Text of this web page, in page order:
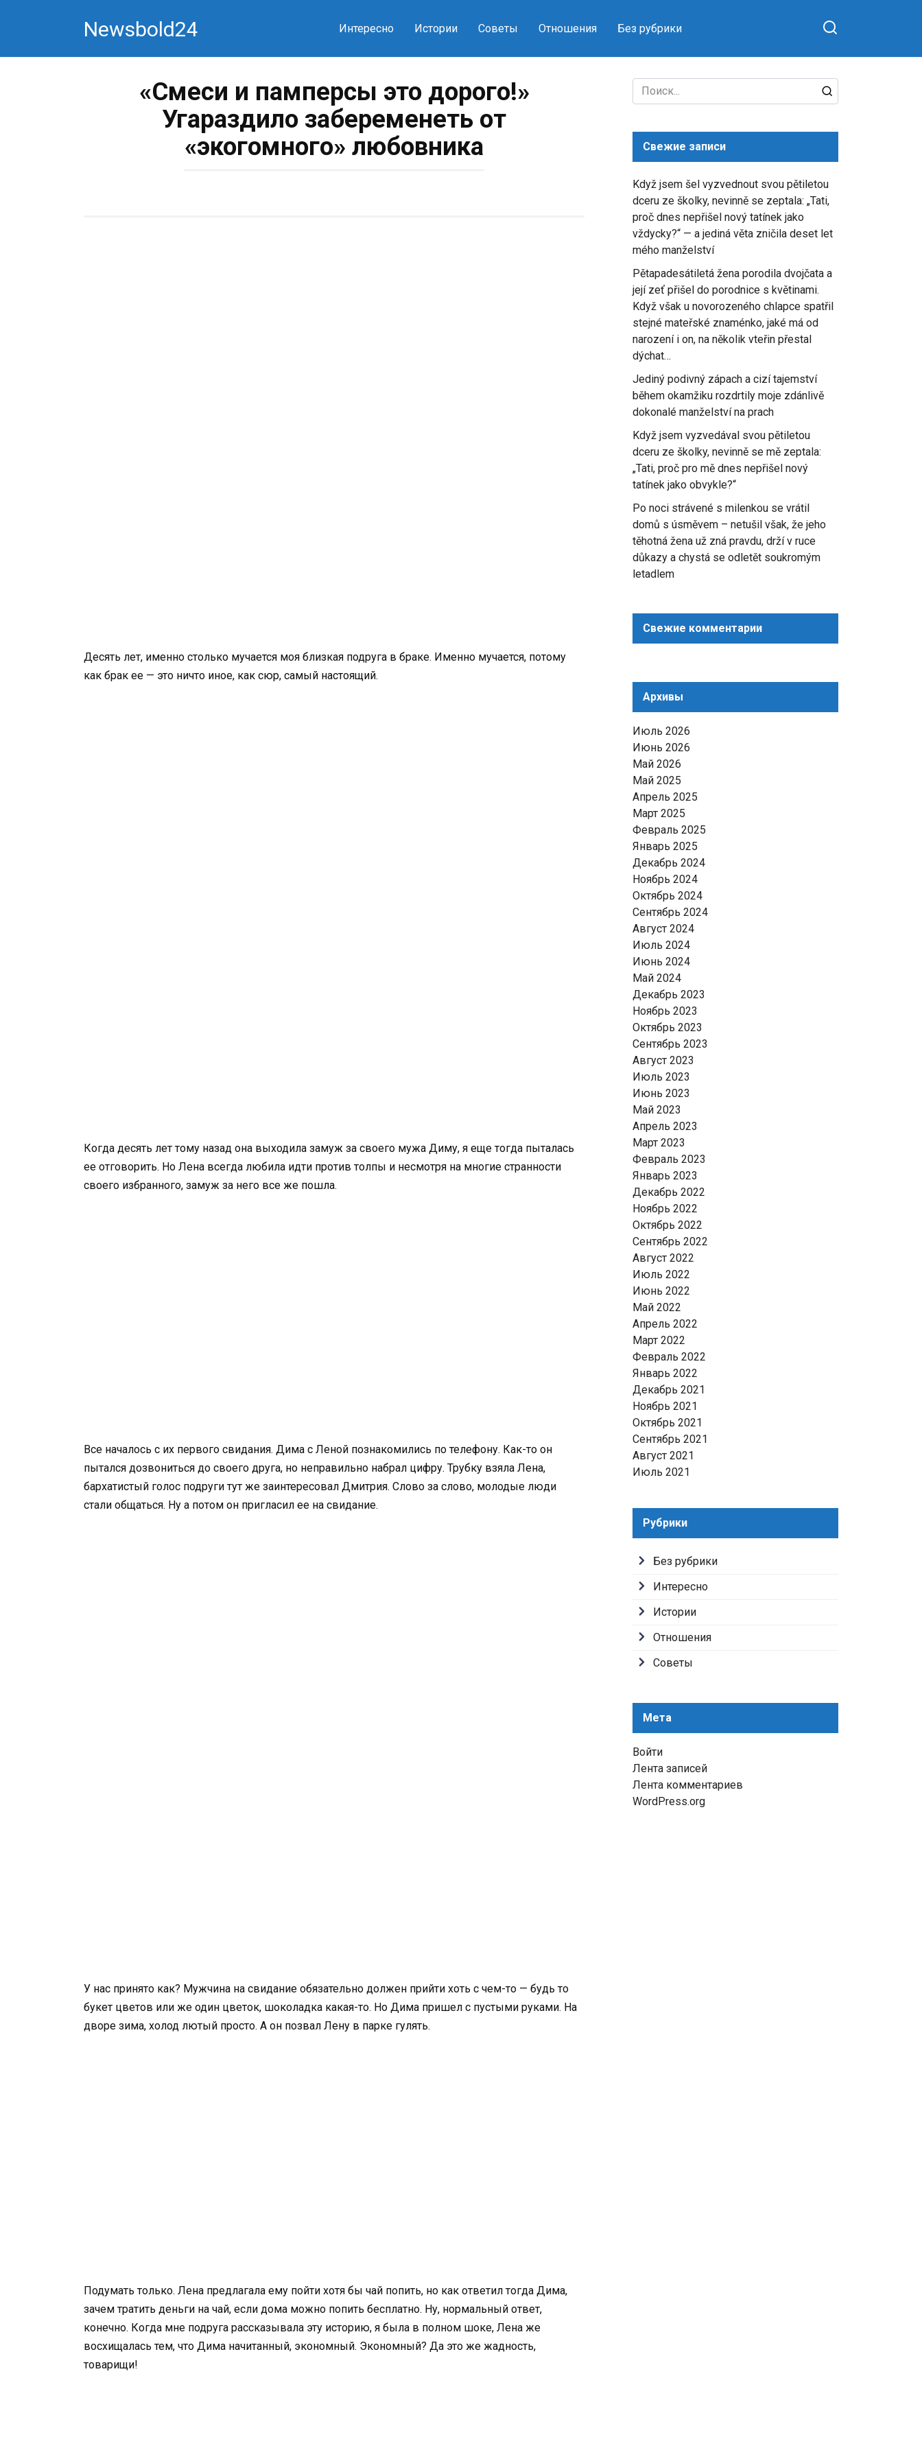
Newsbold24 Интересно Истории Советы Отношения Без рубрики
«Смеси и памперсы это дорого!»
Угараздило забеременеть от
«экогомного» любовника
Десять лет, именно столько мучается моя близкая подруга в браке. Именно мучается, потому
как брак ее — это ничто иное, как сюр, самый настоящий.
Когда десять лет тому назад она выходила замуж за своего мужа Диму, я еще тогда пыталась
ее отговорить. Но Лена всегда любила идти против толпы и несмотря на многие странности
своего избранного, замуж за него все же пошла.
Все началось с их первого свидания. Дима с Леной познакомились по телефону. Как-то он
пытался дозвониться до своего друга, но неправильно набрал цифру. Трубку взяла Лена,
бархатистый голос подруги тут же заинтересовал Дмитрия. Слово за слово, молодые люди
стали общаться. Ну а потом он пригласил ее на свидание.
У нас принято как? Мужчина на свидание обязательно должен прийти хоть с чем-то — будь то
букет цветов или же один цветок, шоколадка какая-то. Но Дима пришел с пустыми руками. На
дворе зима, холод лютый просто. А он позвал Лену в парке гулять.
Подумать только. Лена предлагала ему пойти хотя бы чай попить, но как ответил тогда Дима,
зачем тратить деньги на чай, если дома можно попить бесплатно. Ну, нормальный ответ,
конечно. Когда мне подруга рассказывала эту историю, я была в полном шоке, Лена же
восхищалась тем, что Дима начитанный, экономный. Экономный? Да это же жадность,
товарищи!
Search
for:
Свежие записи
Když jsem šel vyzvednout svou pětiletou
dceru ze školky, nevinně se zeptala: „Tati,
proč dnes nepřišel nový tatínek jako
vždycky?“ — a jediná věta zničila deset let
mého manželství
Pětapadesátiletá žena porodila dvojčata a
její zeť přišel do porodnice s květinami.
Když však u novorozeného chlapce spatřil
stejné mateřské znaménko, jaké má od
narození i on, na několik vteřin přestal
dýchat…
Jediný podivný zápach a cizí tajemství
během okamžiku rozdrtily moje zdánlivě
dokonalé manželství na prach
Když jsem vyzvedával svou pětiletou
dceru ze školky, nevinně se mě zeptala:
„Tati, proč pro mě dnes nepřišel nový
tatínek jako obvykle?“
Po noci strávené s milenkou se vrátil
domů s úsměvem – netušil však, že jeho
těhotná žena už zná pravdu, drží v ruce
důkazy a chystá se odletět soukromým
letadlem
Свежие комментарии
Архивы
Июль 2026
Июнь 2026
Май 2026
Май 2025
Апрель 2025
Март 2025
Февраль 2025
Январь 2025
Декабрь 2024
Ноябрь 2024
Октябрь 2024
Сентябрь 2024
Август 2024
Июль 2024
Июнь 2024
Май 2024
Декабрь 2023
Ноябрь 2023
Октябрь 2023
Сентябрь 2023
Август 2023
Июль 2023
Июнь 2023
Май 2023
Апрель 2023
Март 2023
Февраль 2023
Январь 2023
Декабрь 2022
Ноябрь 2022
Октябрь 2022
Сентябрь 2022
Август 2022
Июль 2022
Июнь 2022
Май 2022
Апрель 2022
Март 2022
Февраль 2022
Январь 2022
Декабрь 2021
Ноябрь 2021
Октябрь 2021
Сентябрь 2021
Август 2021
Июль 2021
Рубрики
Без рубрики
Интересно
Истории
Отношения
Советы
Мета
Войти
Лента записей
Лента комментариев
WordPress.org